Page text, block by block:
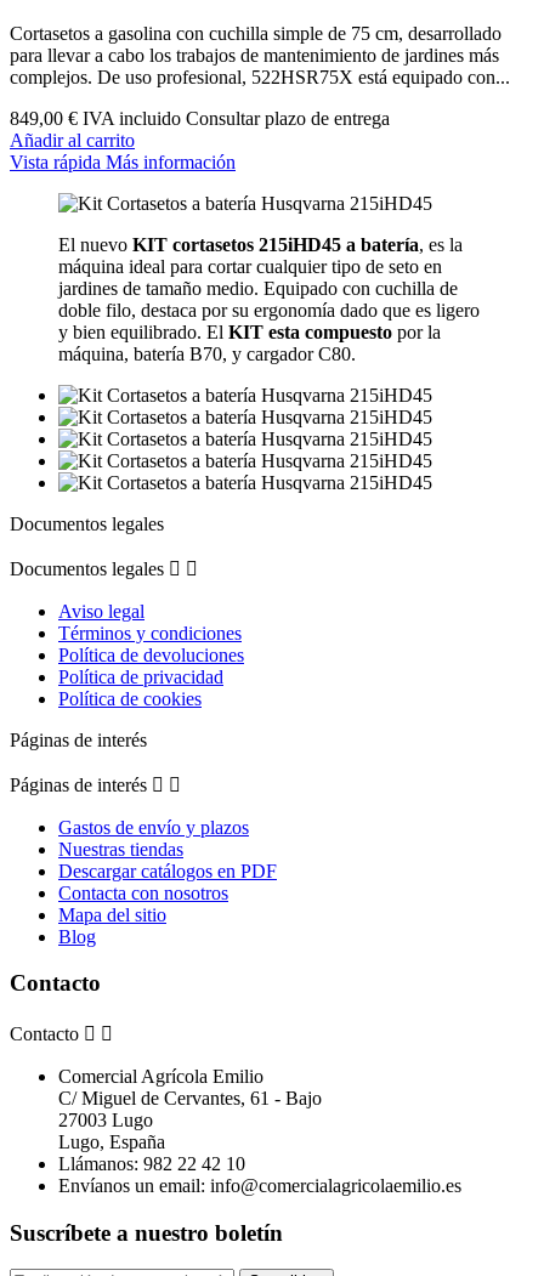
Cortasetos a gasolina con cuchilla simple de 75 cm, desarrollado
para llevar a cabo los trabajos de mantenimiento de jardines más
complejos. De uso profesional, 522HSR75X está equipado con...
849,00 € IVA incluido Consultar plazo de entrega
Añadir al carrito
Vista rápida Más información
El nuevo KIT cortasetos 215iHD45 a batería, es la
máquina ideal para cortar cualquier tipo de seto en
jardines de tamaño medio. Equipado con cuchilla de
doble filo, destaca por su ergonomía dado que es ligero
y bien equilibrado. El KIT esta compuesto por la
máquina, batería B70, y cargador C80.
Documentos legales
Documentos legales  
Aviso legal
Términos y condiciones
Política de devoluciones
Política de privacidad
Política de cookies
Páginas de interés
Páginas de interés  
Gastos de envío y plazos
Nuestras tiendas
Descargar catálogos en PDF
Contacta con nosotros
Mapa del sitio
Blog
Contacto
Contacto  
Comercial Agrícola Emilio
C/ Miguel de Cervantes, 61 - Bajo
27003 Lugo
Lugo, España
Llámanos: 982 22 42 10
Envíanos un email: info@comercialagricolaemilio.es
Suscríbete a nuestro boletín